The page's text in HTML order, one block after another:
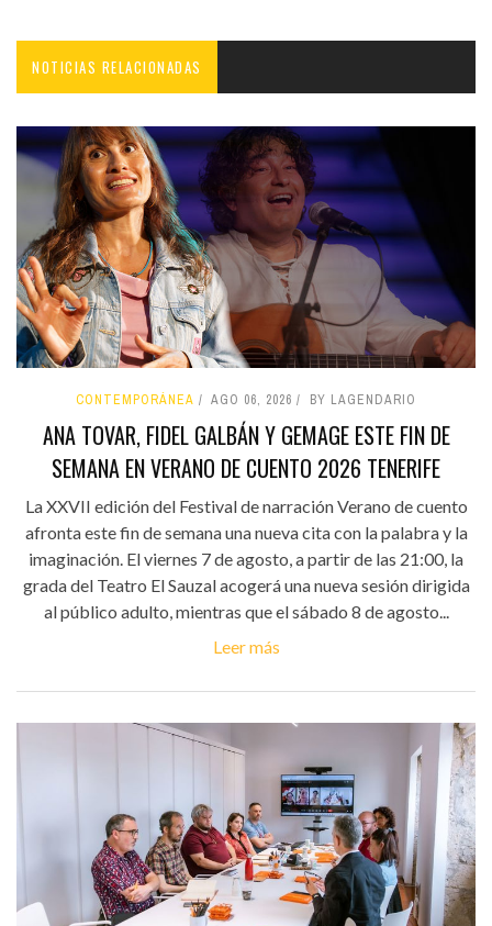
NOTICIAS RELACIONADAS
CONTEMPORÁNEA AGO 06, 2026 BY LAGENDARIO
ANA TOVAR, FIDEL GALBÁN Y GEMAGE ESTE FIN DE
SEMANA EN VERANO DE CUENTO 2026 TENERIFE
La XXVII edición del Festival de narración Verano de cuento
afronta este fin de semana una nueva cita con la palabra y la
imaginación. El viernes 7 de agosto, a partir de las 21:00, la
grada del Teatro El Sauzal acogerá una nueva sesión dirigida
al público adulto, mientras que el sábado 8 de agosto...
Leer más